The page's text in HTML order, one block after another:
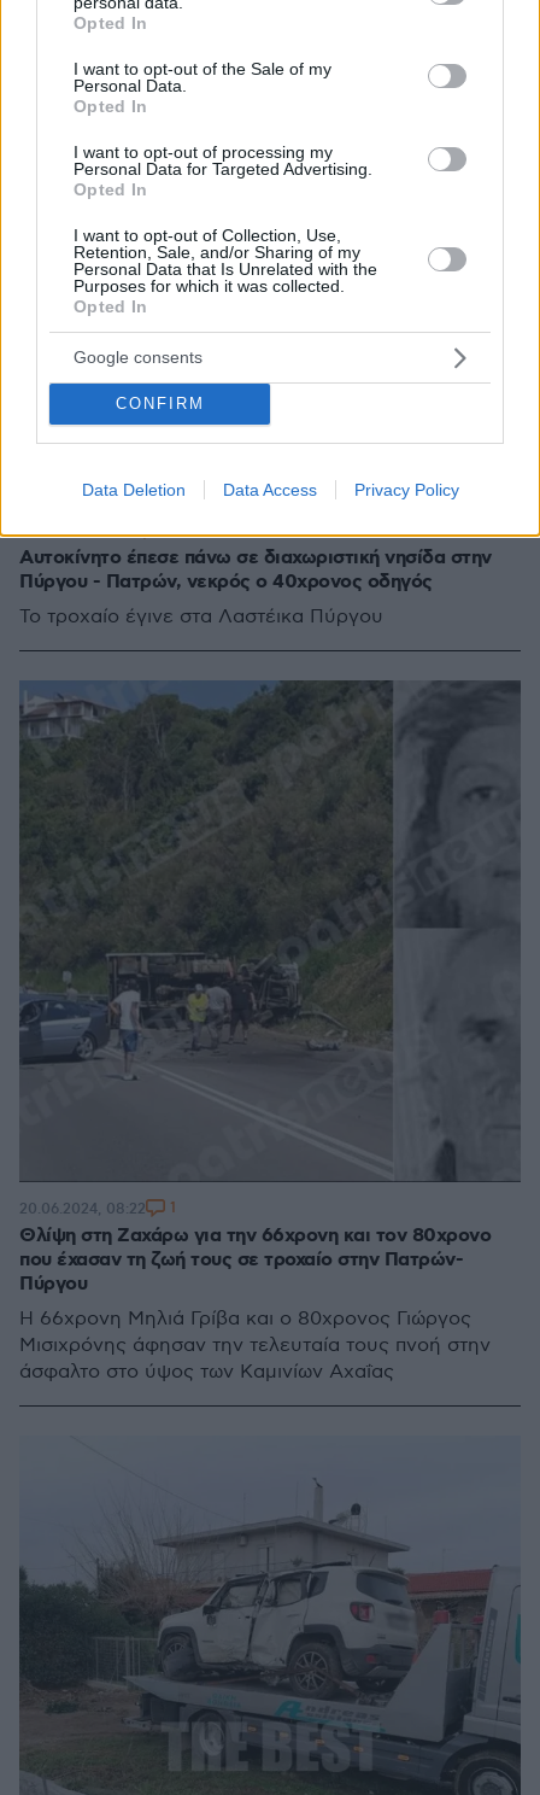
grant or deny consent to Google and its third-party tags to
use your data for below specified purposes in below Google
consent section.
Opted In
I want to opt-out of the Sale of my
Personal Data.
Opted In
I want to opt-out of processing my
Personal Data for Targeted Advertising.
Opted In
I want to opt-out of Collection, Use,
Retention, Sale, and/or Sharing of my
Personal Data that Is Unrelated with the
Purposes for which it was collected.
Opted In
Google consents
CONFIRM
Data Deletion Data Access Privacy Policy
Αυτοκίνητο έπεσε πάνω σε διαχωριστική νησίδα στην
Πύργου - Πατρών, νεκρός ο 40χρονος οδηγός
Το τροχαίο έγινε στα Λαστέικα Πύργου
21.07.2024, 04:54 4
Θλίψη στη Ζαχάρω για την 66χρονη και τον 80χρονο
που έχασαν τη ζωή τους σε τροχαίο στην Πατρών-
Πύργου
Η 66χρονη Μηλιά Γρίβα και ο 80χρονος Γιώργος
Μισιχρόνης άφησαν την τελευταία τους πνοή στην
άσφαλτο στο ύψος των Καμινίων Αχαΐας
20.06.2024, 08:22 1